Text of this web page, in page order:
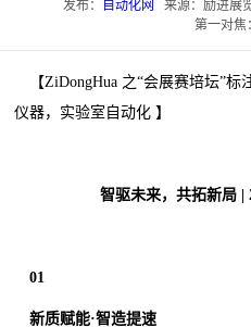
发布： 自动化网
来源：励进展
第一对焦
【ZiDongHua 之“会展赛培坛”
仪器，实验室自动化 】
智驱未来，共拓新局 |
01
新质赋能·智造提速